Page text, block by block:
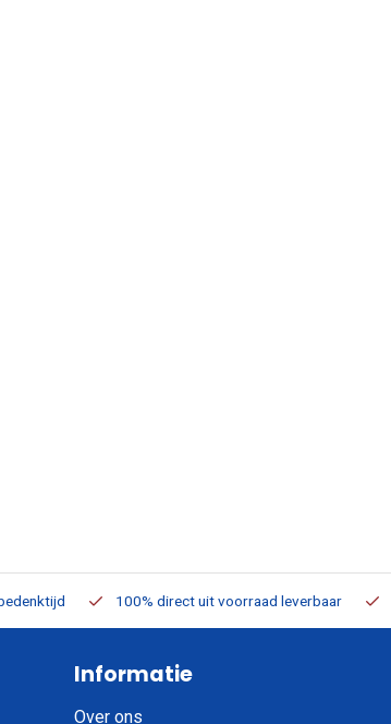
100% direct uit voorraad leverbaar
Informatie
Over ons